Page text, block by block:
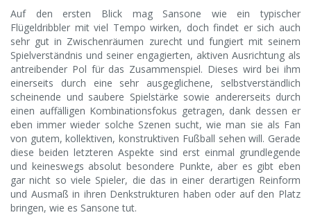
Auf den ersten Blick mag Sansone wie ein typischer
Flügeldribbler mit viel Tempo wirken, doch findet er sich auch
sehr gut in Zwischenräumen zurecht und fungiert mit seinem
Spielverständnis und seiner engagierten, aktiven Ausrichtung als
antreibender Pol für das Zusammenspiel. Dieses wird bei ihm
einerseits durch eine sehr ausgeglichene, selbstverständlich
scheinende und saubere Spielstärke sowie andererseits durch
einen auffälligen Kombinationsfokus getragen, dank dessen er
eben immer wieder solche Szenen sucht, wie man sie als Fan
von gutem, kollektiven, konstruktiven Fußball sehen will. Gerade
diese beiden letzteren Aspekte sind erst einmal grundlegende
und keineswegs absolut besondere Punkte, aber es gibt eben
gar nicht so viele Spieler, die das in einer derartigen Reinform
und Ausmaß in ihren Denkstrukturen haben oder auf den Platz
bringen, wie es Sansone tut.